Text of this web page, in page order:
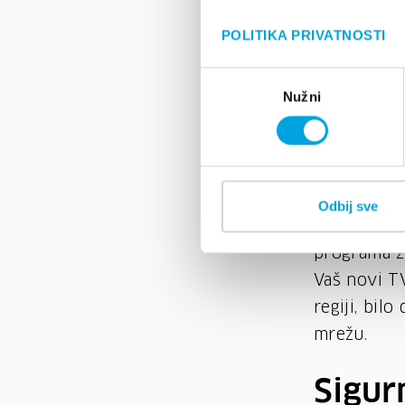
POLITIKA PRIVATNOSTI
Nužni
Odbij sve
razdoblju
OIV
koje
satelit
OIV
programa
Vaš novi
regiji, bilo
mrežu.